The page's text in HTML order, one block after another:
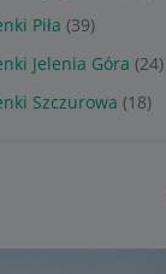
Piła (39)
Jelenia Góra (24)
Szczurowa (18)